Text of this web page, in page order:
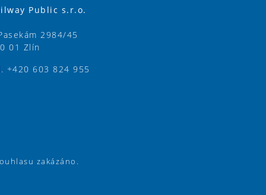
Public s.r.o.
2984/45
01 Zlín
+420 603 824 955
zakázáno.